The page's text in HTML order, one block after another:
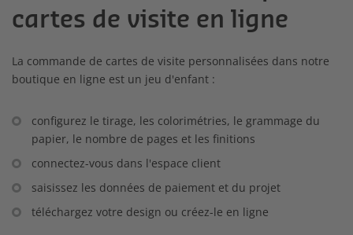
cartes de visite en ligne
La commande de cartes de visite personnalisées dans notre
boutique en ligne est un jeu d'enfant :
configurez le tirage, les colorimétries, le grammage du
papier, le nombre de pages et les finitions
connectez-vous dans l'espace client
saisissez les données de paiement et du projet
téléchargez votre design ou créez-le en ligne